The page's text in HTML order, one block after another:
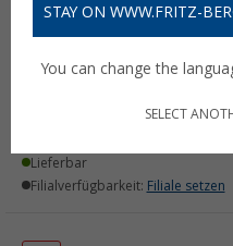
2004 + 3004 + 3504
Lieferbar
Filialverfügbarkeit: Filiale setzen
STAY ON WWW.FRITZ-
You can change the
SELECT